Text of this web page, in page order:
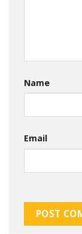
Name
Email